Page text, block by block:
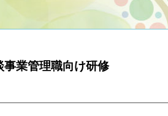
事業管理職向け研修